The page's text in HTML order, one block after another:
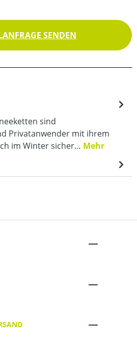
SENDEN
sind
Privatanwender mit ihrem
im Winter sicher… Mehr